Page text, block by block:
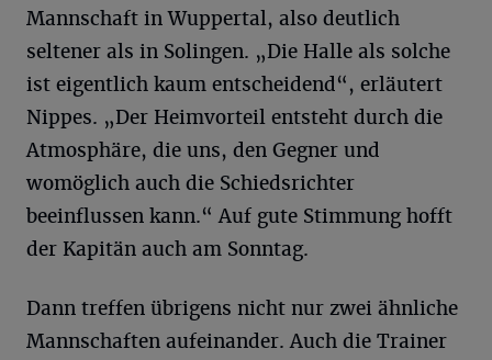
Mannschaft in Wuppertal, also deutlich
seltener als in Solingen. „Die Halle als solche
ist eigentlich kaum entscheidend“, erläutert
Nippes. „Der Heimvorteil entsteht durch die
Atmosphäre, die uns, den Gegner und
womöglich auch die Schiedsrichter
beeinflussen kann.“ Auf gute Stimmung hofft
der Kapitän auch am Sonntag.
Dann treffen übrigens nicht nur zwei ähnliche
Mannschaften aufeinander. Auch die Trainer